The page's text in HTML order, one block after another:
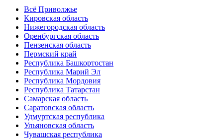
Всё Приволжье
Кировская область
Нижегородская область
Оренбургская область
Пензенская область
Пермский край
Республика Башкортостан
Республика Марий Эл
Республика Мордовия
Республика Татарстан
Самарская область
Саратовская область
Удмуртская республика
Ульяновская область
Чувашская республика